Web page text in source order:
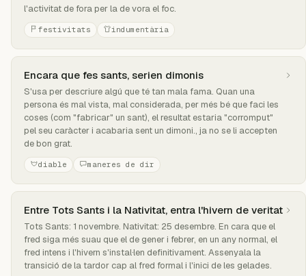
l'activitat de fora per la de vora el foc.
festivitats indumentària
Encara que fes sants, serien dimonis
S'usa per descriure algú que té tan mala fama. Quan una
persona és mal vista, mal considerada, per més bé que faci les
coses (com "fabricar" un sant), el resultat estaria "corromput"
pel seu caràcter i acabaria sent un dimoni., ja no se li accepten
de bon grat.
diable maneres de dir
Entre Tots Sants i la Nativitat, entra l'hivern de veritat
Tots Sants: 1 novembre. Nativitat: 25 desembre. En cara que el
fred siga més suau que el de gener i febrer, en un any normal, el
fred intens i l'hivern s'instal·len definitivament. Assenyala la
transició de la tardor cap al fred formal i l'inici de les gelades.